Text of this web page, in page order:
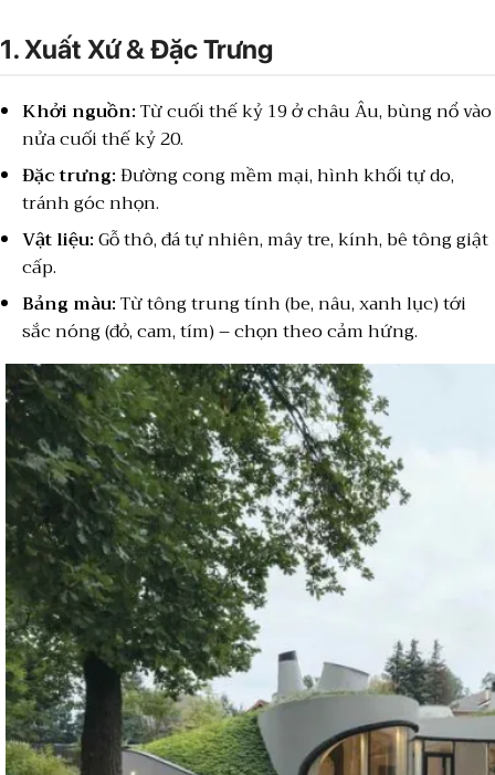
1. Xuất Xứ & Đặc Trưng
Khởi nguồn:Từ cuối thế kỷ 19 ở châu Âu, bùng nổ vào
nửa cuối thế kỷ 20.
Đặc trưng:Đường cong mềm mại, hình khối tự do,
tránh góc nhọn.
Vật liệu:Gỗ thô, đá tự nhiên, mây tre, kính, bê tông giật
cấp.
Bảng màu:Từ tông trung tính (be, nâu, xanh lục) tới
sắc nóng (đỏ, cam, tím) – chọn theo cảm hứng.